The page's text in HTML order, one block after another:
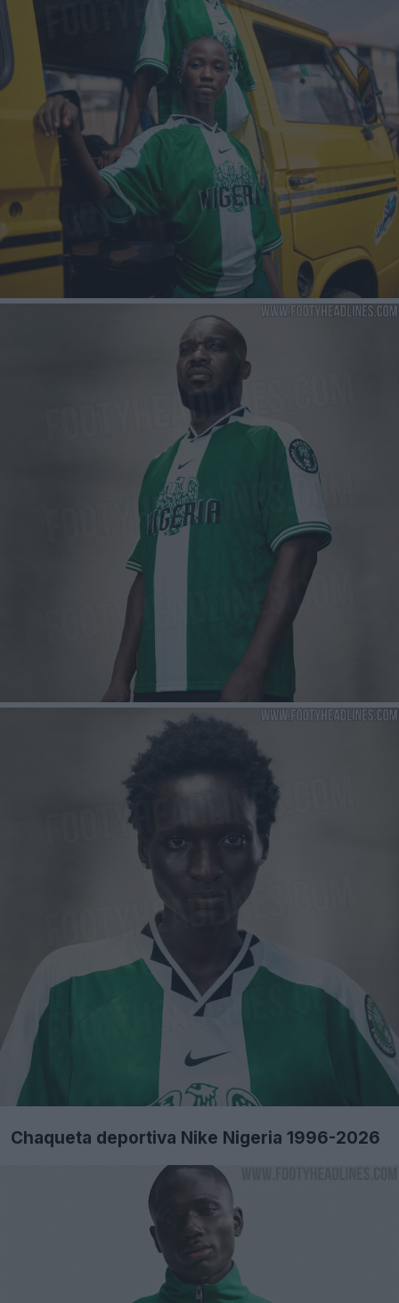
Chaqueta deportiva Nike Nigeria 1996-2026